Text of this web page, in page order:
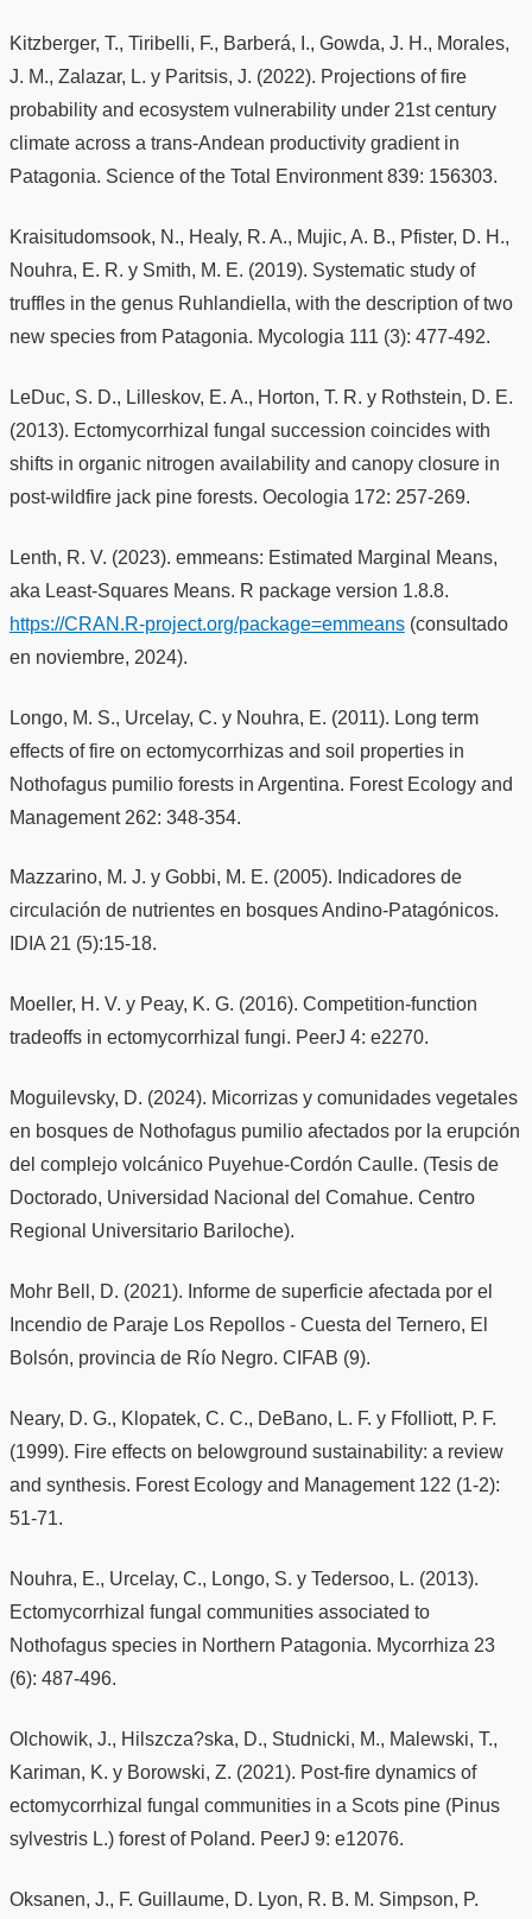
Kitzberger, T., Tiribelli, F., Barberá, I., Gowda, J. H., Morales,
J. M., Zalazar, L. y Paritsis, J. (2022). Projections of fire
probability and ecosystem vulnerability under 21st century
climate across a trans-Andean productivity gradient in
Patagonia. Science of the Total Environment 839: 156303.
Kraisitudomsook, N., Healy, R. A., Mujic, A. B., Pfister, D. H.,
Nouhra, E. R. y Smith, M. E. (2019). Systematic study of
truffles in the genus Ruhlandiella, with the description of two
new species from Patagonia. Mycologia 111 (3): 477-492.
LeDuc, S. D., Lilleskov, E. A., Horton, T. R. y Rothstein, D. E.
(2013). Ectomycorrhizal fungal succession coincides with
shifts in organic nitrogen availability and canopy closure in
post-wildfire jack pine forests. Oecologia 172: 257-269.
Lenth, R. V. (2023). emmeans: Estimated Marginal Means,
aka Least-Squares Means. R package version 1.8.8.
https://CRAN.R-project.org/package=emmeans(consultado
en noviembre, 2024).
Longo, M. S., Urcelay, C. y Nouhra, E. (2011). Long term
effects of fire on ectomycorrhizas and soil properties in
Nothofagus pumilio forests in Argentina. Forest Ecology and
Management 262: 348-354.
Mazzarino, M. J. y Gobbi, M. E. (2005). Indicadores de
circulación de nutrientes en bosques Andino-Patagónicos.
IDIA 21 (5):15-18.
Moeller, H. V. y Peay, K. G. (2016). Competition-function
tradeoffs in ectomycorrhizal fungi. PeerJ 4: e2270.
Moguilevsky, D. (2024). Micorrizas y comunidades vegetales
en bosques de Nothofagus pumilio afectados por la erupción
del complejo volcánico Puyehue-Cordón Caulle. (Tesis de
Doctorado, Universidad Nacional del Comahue. Centro
Regional Universitario Bariloche).
Mohr Bell, D. (2021). Informe de superficie afectada por el
Incendio de Paraje Los Repollos - Cuesta del Ternero, El
Bolsón, provincia de Río Negro. CIFAB (9).
Neary, D. G., Klopatek, C. C., DeBano, L. F. y Ffolliott, P. F.
(1999). Fire effects on belowground sustainability: a review
and synthesis. Forest Ecology and Management 122 (1-2):
51-71.
Nouhra, E., Urcelay, C., Longo, S. y Tedersoo, L. (2013).
Ectomycorrhizal fungal communities associated to
Nothofagus species in Northern Patagonia. Mycorrhiza 23
(6): 487-496.
Olchowik, J., Hilszcza?ska, D., Studnicki, M., Malewski, T.,
Kariman, K. y Borowski, Z. (2021). Post-fire dynamics of
ectomycorrhizal fungal communities in a Scots pine (Pinus
sylvestris L.) forest of Poland. PeerJ 9: e12076.
Oksanen, J., F. Guillaume, D. Lyon, R. B. M. Simpson, P.